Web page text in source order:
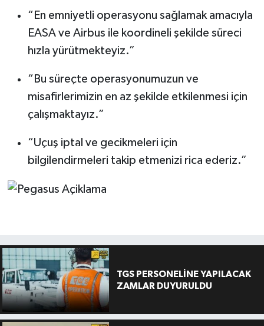
“En emniyetli operasyonu sağlamak amacıyla
EASA ve Airbus ile koordineli şekilde süreci
hızla yürütmekteyiz.”
“Bu süreçte operasyonumuzun ve
misafirlerimizin en az şekilde etkilenmesi için
çalışmaktayız.”
“Uçuş iptal ve gecikmeleri için
bilgilendirmeleri takip etmenizi rica ederiz.”
TGS PERSONELİNE YAPILACAK
ZAMLAR DUYURULDU